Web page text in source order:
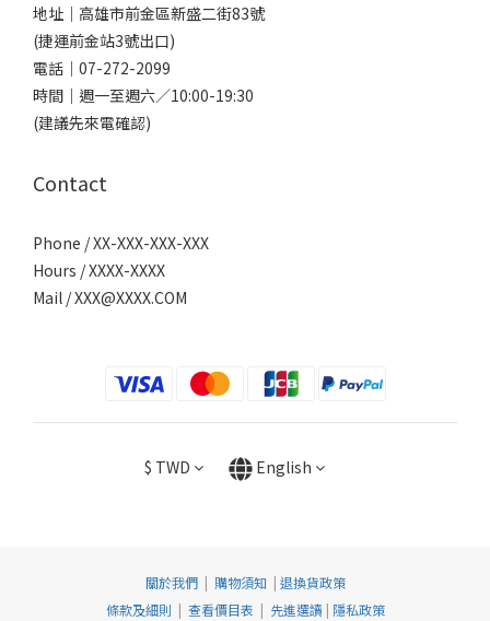
地址｜ 高雄市前金區新盛二街83號
(捷運前金站3號出口)
電話｜ 07-272-2099
時間｜週一至週六／10:00-19:30
(建議先來電確認)
Contact
Phone / XX-XXX-XXX-XXX
Hours / XXXX-XXXX
Mail /XXX@XXXX.COM
$ TWD English
關於我們| 購物須知 | 退換貨政策
條款及細則 | 查看價目表 | 先進選讀 | 隱私政策